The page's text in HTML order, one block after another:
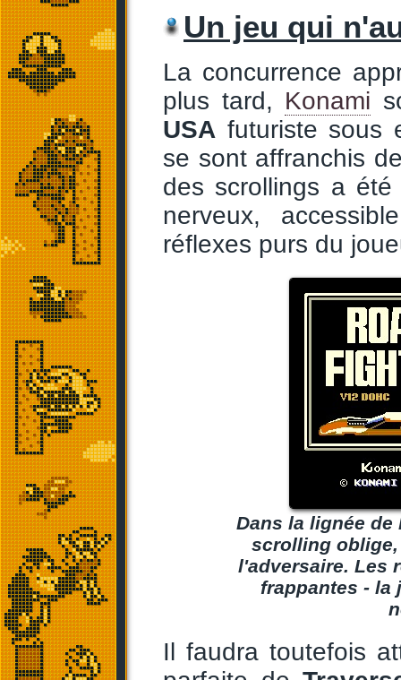
Un jeu qui
La concurrence
plus tard, Konami
USA futuriste sous
se sont affranchis
des scrollings a
nerveux,
réflexes purs du
Dans la lignée de
scrolling
l'adversaire. Les
frappantes - la
Il faudra toutefois